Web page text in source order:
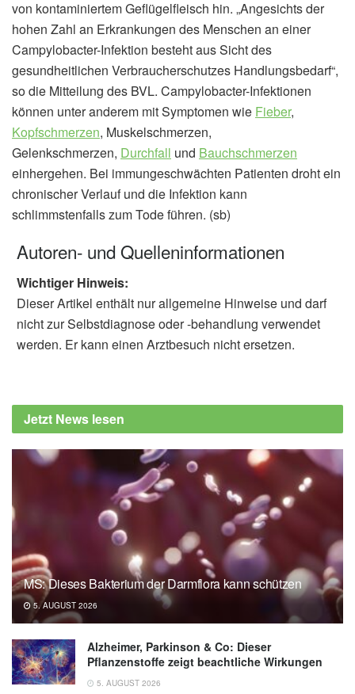
von kontaminiertem Geflügelfleisch hin. „Angesichts der
hohen Zahl an Erkrankungen des Menschen an einer
Campylobacter-Infektion besteht aus Sicht des
gesundheitlichen Verbraucherschutzes Handlungsbedarf“,
so die Mitteilung des BVL. Campylobacter-Infektionen
können unter anderem mit Symptomen wie Fieber,
Kopfschmerzen, Muskelschmerzen,
Gelenkschmerzen, Durchfall und Bauchschmerzen
einhergehen. Bei immungeschwächten Patienten droht ein
chronischer Verlauf und die Infektion kann
schlimmstenfalls zum Tode führen. (sb)
Autoren- und Quelleninformationen
Wichtiger Hinweis:
Dieser Artikel enthält nur allgemeine Hinweise und darf
nicht zur Selbstdiagnose oder -behandlung verwendet
werden. Er kann einen Arztbesuch nicht ersetzen.
Jetzt News lesen
MS: Dieses Bakterium der Darmflora kann schützen
5. AUGUST 2026
Alzheimer, Parkinson & Co: Dieser
Pflanzenstoffe zeigt beachtliche Wirkungen
5. AUGUST 2026